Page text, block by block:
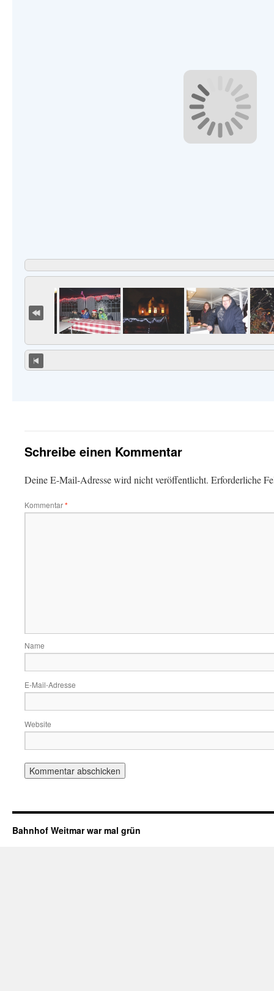
Schreibe einen Kommentar
Deine E-Mail-Adresse wird nicht veröffentlicht. Erforderliche
Kommentar*
Name
E-Mail-Adresse
Website
Bahnhof Weitmar war mal grün